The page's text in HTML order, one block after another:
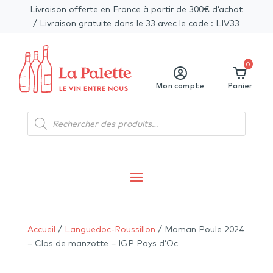
Livraison offerte en France à partir de 300€ d’achat
/ Livraison gratuite dans le 33 avec le code : LIV33
Mon compte Panier
0
Recherche
de
produits
Accueil / Languedoc-Roussillon / Maman Poule 2024
– Clos de manzotte – IGP Pays d’Oc